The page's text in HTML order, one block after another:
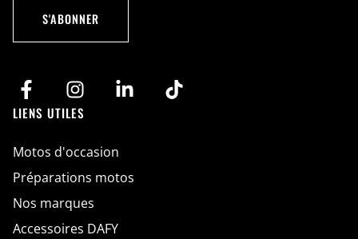
E
l
G
S'ABONNER
LIENS UTILES
Motos d'occasion
Préparations motos
Nos marques
Accessoires DAFY